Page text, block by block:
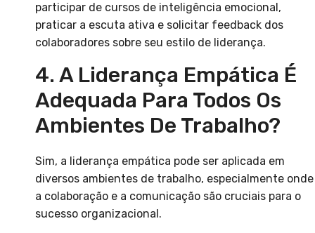
participar de cursos de inteligência emocional,
praticar a escuta ativa e solicitar feedback dos
colaboradores sobre seu estilo de liderança.
4. A Liderança Empática É
Adequada Para Todos Os
Ambientes De Trabalho?
Sim, a liderança empática pode ser aplicada em
diversos ambientes de trabalho, especialmente onde
a colaboração e a comunicação são cruciais para o
sucesso organizacional.